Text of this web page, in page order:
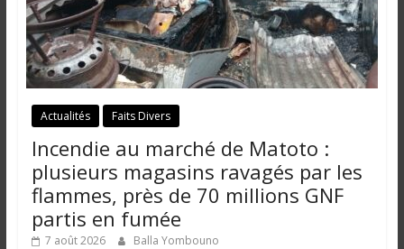
Actualités Faits Divers
Incendie au marché de Matoto :
plusieurs magasins ravagés par les
flammes, près de 70 millions GNF
partis en fumée
7 août 2026 Balla Yombouno